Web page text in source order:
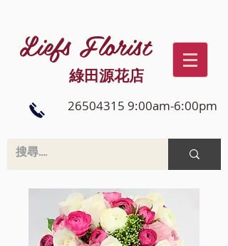
Liefs Florist
綠田源花店
26504315 9:00am-6:00pm